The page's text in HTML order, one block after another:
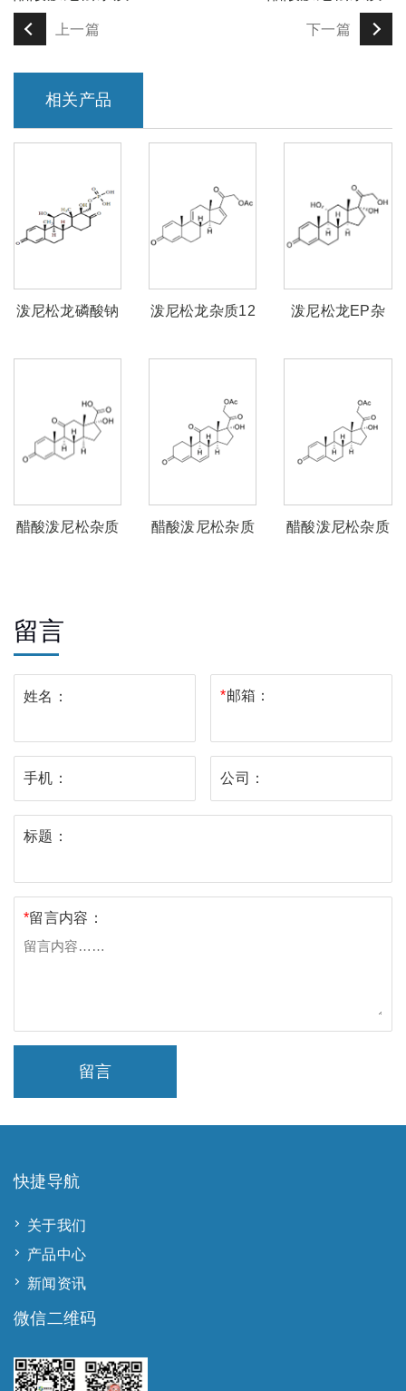
上一篇 下一篇
相关产品
泼尼松龙磷酸钠
物
泼尼松龙杂质12
泼尼松龙EP杂
醋酸泼尼松杂质
醋酸泼尼松杂质
醋酸泼尼松杂质
留言
姓名： *邮箱：
手机： 公司：
标题：
*留言内容：
留言
快捷导航
关于我们
产品中心
新闻资讯
微信二维码